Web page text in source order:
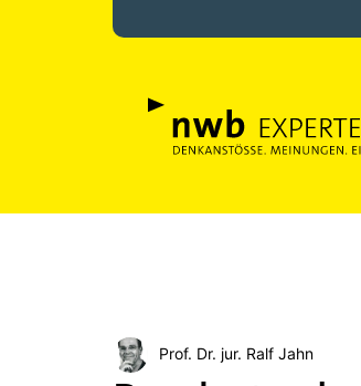
Prof. Dr. jur. Ralf Jahn